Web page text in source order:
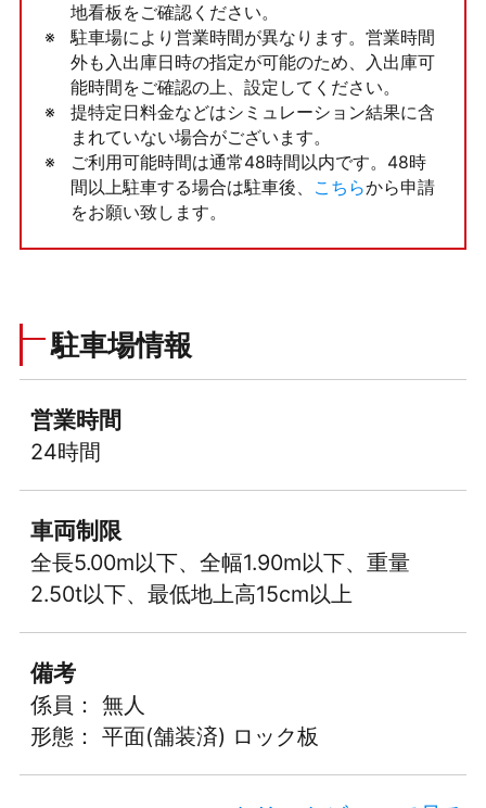
地看板をご確認ください。
駐車場により営業時間が異なります。営業時間
外も入出庫日時の指定が可能のため、入出庫可
能時間をご確認の上、設定してください。
提特定日料金などはシミュレーション結果に含
まれていない場合がございます。
ご利用可能時間は通常48時間以内です。48時
間以上駐車する場合は駐車後、
こちらから申請
をお願い致します。
駐車場情報
営業時間
24時間
車両制限
全長5.00m以下、全幅1.90m以下、重量
2.50t以下、最低地上高15cm以上
備考
係員： 無人
形態： 平面(舗装済) ロック板